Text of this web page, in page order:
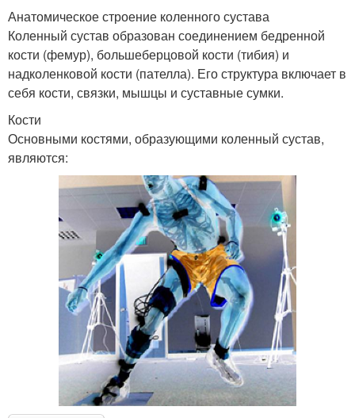
Анатомическое строение коленного сустава
Коленный сустав образован соединением бедренной
кости (фемур), большеберцовой кости (тибия) и
надколенковой кости (пателла). Его структура включает в
себя кости, связки, мышцы и суставные сумки.
Кости
Основными костями, образующими коленный сустав,
являются: